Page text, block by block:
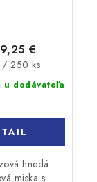
u dodávateľa
€
250 ks
hnedá
miska s